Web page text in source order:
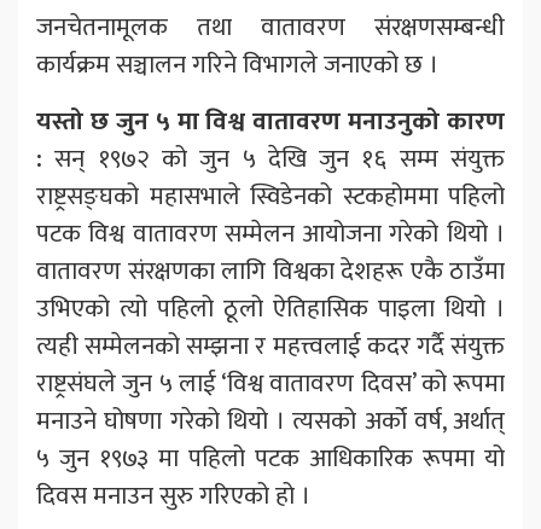
जनचेतनामूलक तथा वातावरण संरक्षणसम्बन्धी
कार्यक्रम सञ्चालन गरिने विभागले जनाएको छ ।
यस्तो छ जुन ५ मा विश्व वातावरण मनाउनुको कारण
:सन् १९७२ को जुन ५ देखि जुन १६ सम्म संयुक्त
राष्ट्रसङ्घको महासभाले स्विडेनको स्टकहोममा पहिलो
पटक विश्व वातावरण सम्मेलन आयोजना गरेको थियो ।
वातावरण संरक्षणका लागि विश्वका देशहरू एकै ठाउँमा
उभिएको त्यो पहिलो ठूलो ऐतिहासिक पाइला थियो ।
त्यही सम्मेलनको सम्झना र महत्त्वलाई कदर गर्दै संयुक्त
राष्ट्रसंघले जुन ५ लाई ‘विश्व वातावरण दिवस’ को रूपमा
मनाउने घोषणा गरेको थियो । त्यसको अर्को वर्ष, अर्थात्
५ जुन १९७३ मा पहिलो पटक आधिकारिक रूपमा यो
दिवस मनाउन सुरु गरिएको हो ।